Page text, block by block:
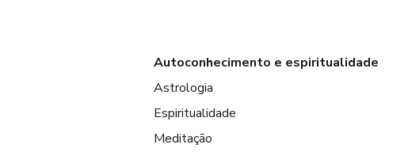
Autoconhecimento e espiritualidade
Astrologia
Espiritualidade
Meditação